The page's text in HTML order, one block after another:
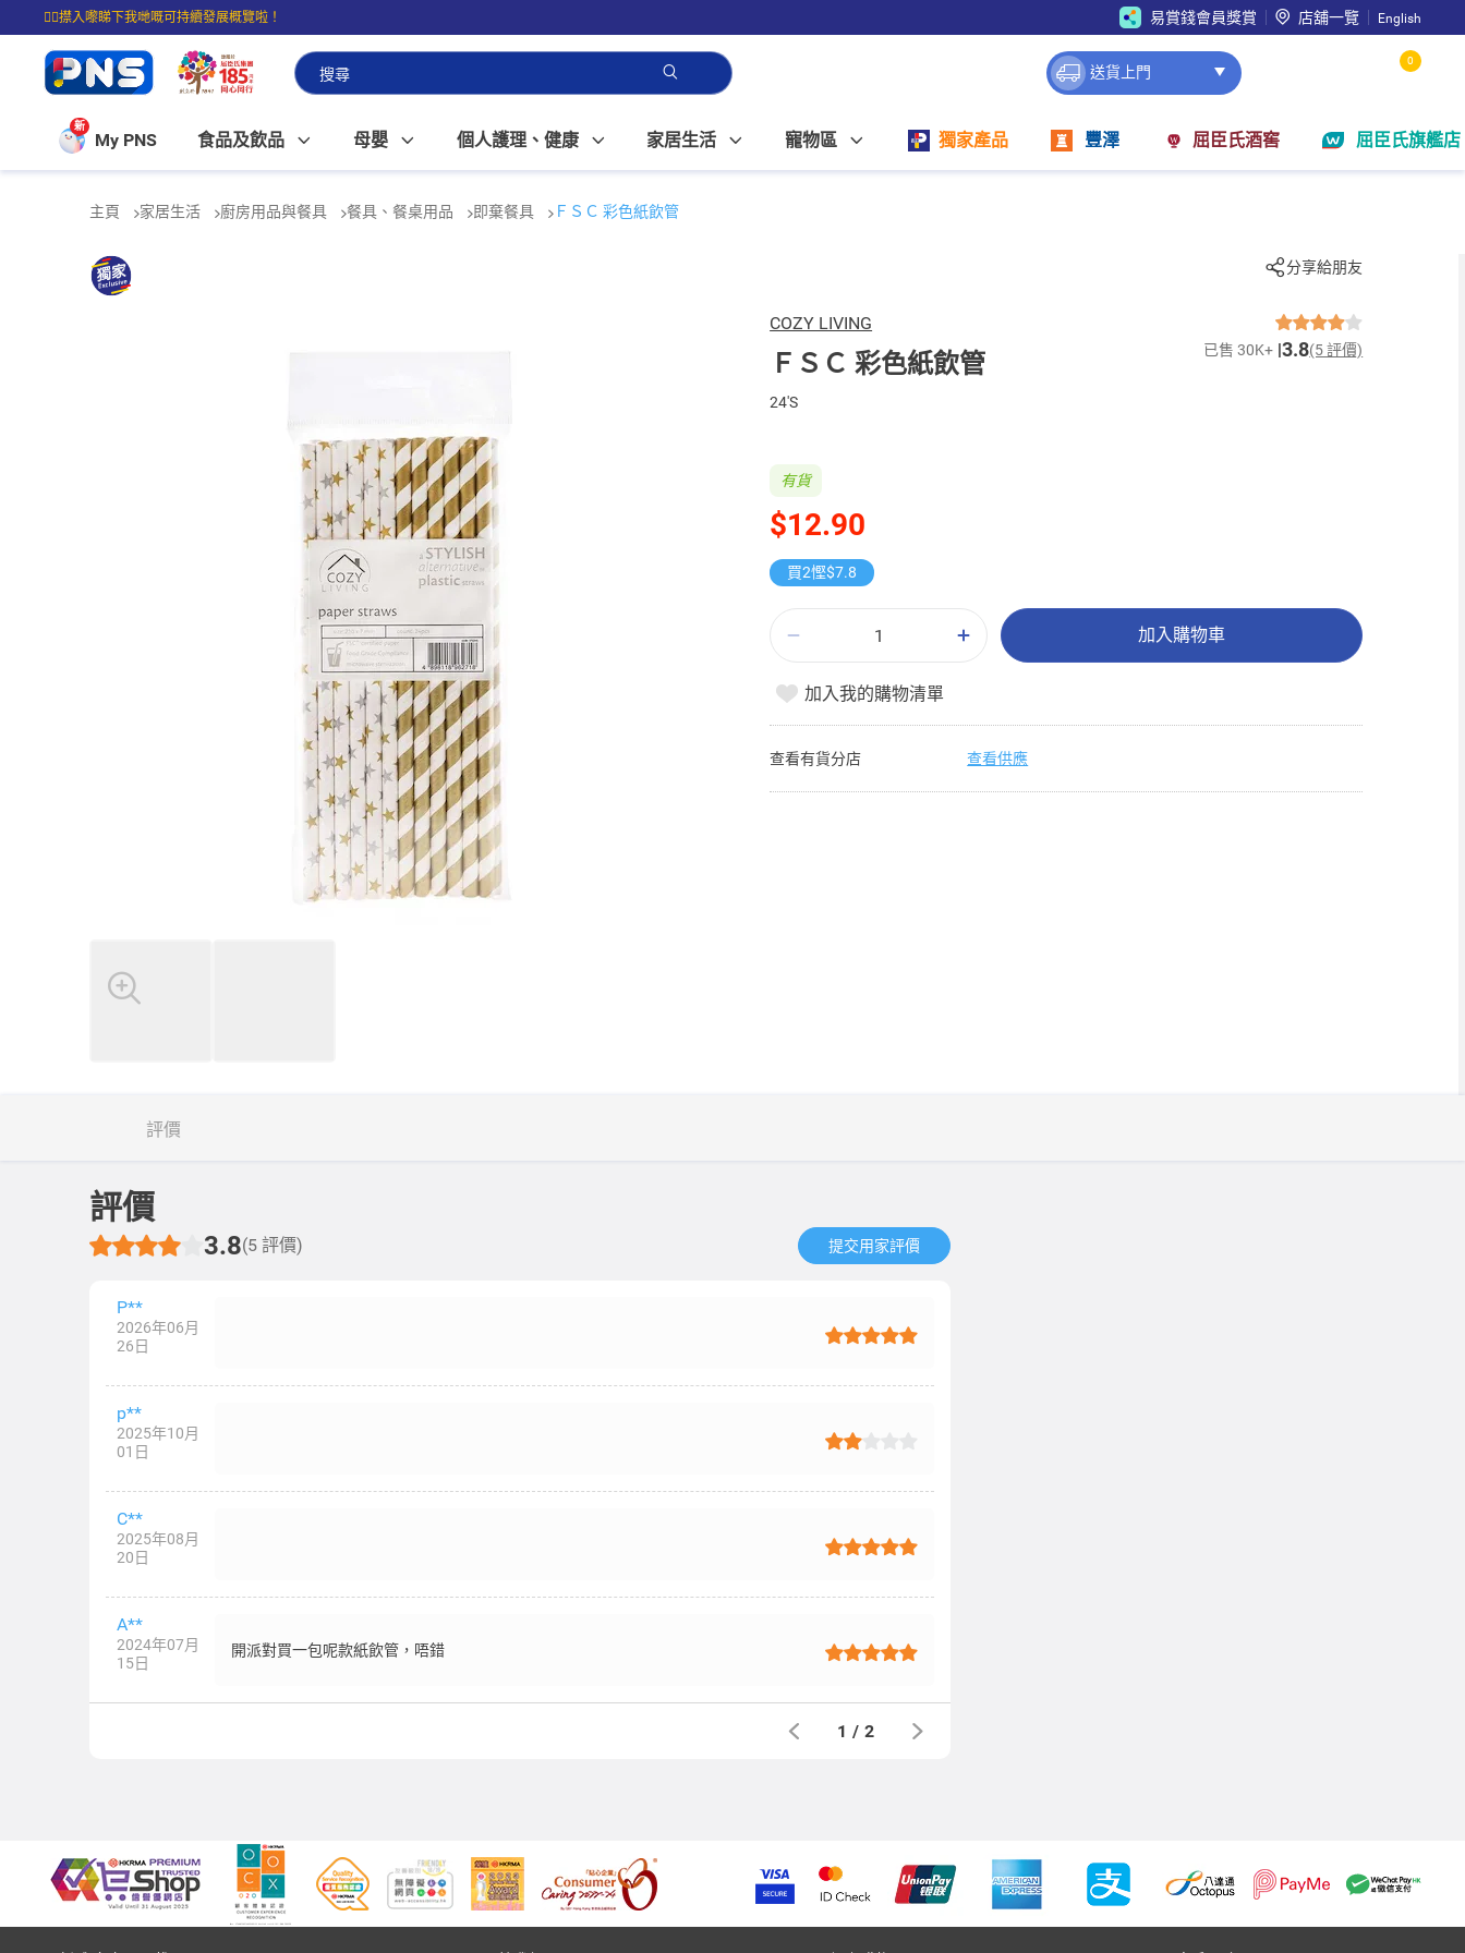
☝🏼㩒入嚟睇下我哋嘅可持續發展概覽啦！
⭐購物滿$399即享免費送貨；滿$100即可免費店取。
易賞錢會員獎賞 店舖一覽 English
送貨上門
0
新
My PNS 食品及飲品 母嬰 個人護理、健康 家居生活 寵物區 獨家產品 豐澤 屈臣氏酒窖 屈臣氏旗艦店
主頁 家居生活 廚房用品與餐具 餐具、餐桌用品 即棄餐具 ＦＳＣ 彩色紙飲管
分享給朋友
COZY LIVING
ＦＳＣ 彩色紙飲管 已售 30K+ 3.8(5 評價)
24'S
$12.90
有貨
買2慳$7.8
加入購物車
加入我的購物清單
查看有貨分店 查看供應
評價
評價
3.8(5 評價) 提交用家評價​
P**
2026年06月
26日
p**
2025年10月
01日
C**
2025年08月
20日
A**
2024年07月
15日
開派對買一包呢款紙飲管，唔錯
1 / 2